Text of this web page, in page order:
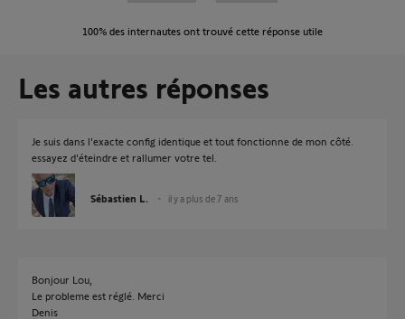
100% des internautes ont trouvé cette réponse utile
Les autres réponses
Je suis dans l'exacte config identique et tout fonctionne de mon côté.
essayez d'éteindre et rallumer votre tel.
Sébastien L. il y a plus de 7 ans
Bonjour Lou,
Le probleme est réglé. Merci
Denis